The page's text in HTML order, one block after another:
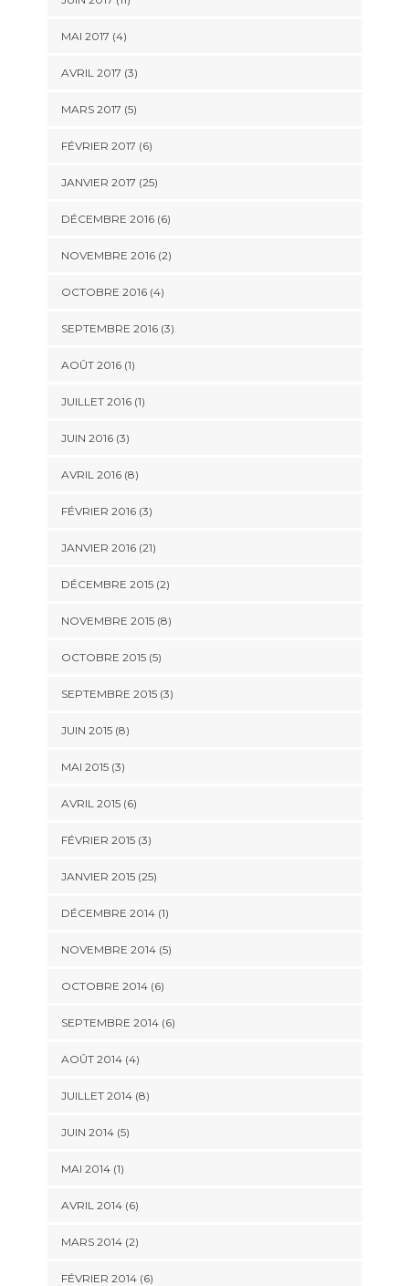
MAI 2017 (4)
AVRIL 2017 (3)
MARS 2017 (5)
FÉVRIER 2017 (6)
JANVIER 2017 (25)
DÉCEMBRE 2016 (6)
NOVEMBRE 2016 (2)
OCTOBRE 2016 (4)
SEPTEMBRE 2016 (3)
AOÛT 2016 (1)
JUILLET 2016 (1)
JUIN 2016 (3)
AVRIL 2016 (8)
FÉVRIER 2016 (3)
JANVIER 2016 (21)
DÉCEMBRE 2015 (2)
NOVEMBRE 2015 (8)
OCTOBRE 2015 (5)
SEPTEMBRE 2015 (3)
JUIN 2015 (8)
MAI 2015 (3)
AVRIL 2015 (6)
FÉVRIER 2015 (3)
JANVIER 2015 (25)
DÉCEMBRE 2014 (1)
NOVEMBRE 2014 (5)
OCTOBRE 2014 (6)
SEPTEMBRE 2014 (6)
AOÛT 2014 (4)
JUILLET 2014 (8)
JUIN 2014 (5)
MAI 2014 (1)
AVRIL 2014 (6)
MARS 2014 (2)
FÉVRIER 2014 (6)